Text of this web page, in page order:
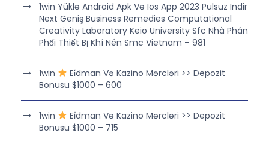
1win Yüklə Android Apk Və Ios App 2023 Pulsuz Indir
Next Geniş Business Remedies Computational
Creativity Laboratory Keio University Sfc Nhà Phân
Phối Thiết Bị Khí Nén Smc Vietnam – 981
1win
Ei̇dman Və Kazino Mərcləri >> Depozit
Bonusu $1000 – 600
1win
Ei̇dman Və Kazino Mərcləri >> Depozit
Bonusu $1000 – 715